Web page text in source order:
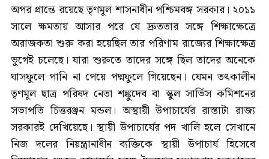
অপর প্রান্তে রয়েছে তৃণমূল শাসনাধীন পশ্চিমবঙ্গ সরকার। ২০১১
সালে ক্ষমতায় আসার পরে যে দ্রুততার সঙ্গে শিক্ষাক্ষেত্রে
অরাজকতা শুরু করা হয়েছিল তার পরিণাম রাজ্যের শিক্ষাক্ষেত্র
ভুগেই চলেছে। যারা শুরুতে তাদের সঙ্গে ছিল তাদের অনেকে
ঘাসফুলে পানি না পেয়ে পদ্মফুলে গিয়েছেন। যেমন তৎকালীন
তৃণমূল ছাত্র পরিষদ নেতা শঙ্কুদেব বা স্কুল সার্ভিস কমিশনের
সভাপতি চিত্তরঞ্জন মন্ডল। অস্থায়ী উপাচার্যের রাস্তাটা রাজ্য
সরকারই দেখিয়েছে। স্থায়ী উপাচার্যের পদ খালি হলে সেখানে
নিজ দলের নিয়ন্ত্রানাধীন ব্যক্তিকে স্থায়ী উপাচার্য হিসেবে